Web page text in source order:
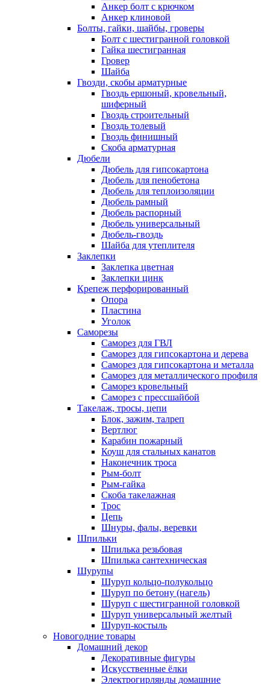
Анкер болт с крючком
Анкер клиновой
Болты, гайки, шайбы, гроверы
Болт c шестигранной головкой
Гайка шестигранная
Гровер
Шайба
Гвозди, скобы арматурные
Гвоздь ершоный, кровельный,
шиферный
Гвоздь строительный
Гвоздь толевый
Гвоздь финишный
Скоба арматурная
Дюбели
Дюбель для гипсокартона
Дюбель для пенобетона
Дюбель для теплоизоляции
Дюбель рамный
Дюбель распорный
Дюбель универсальный
Дюбель-гвоздь
Шайба для утеплителя
Заклепки
Заклепка цветная
Заклепки цинк
Крепеж перфорированный
Опора
Пластина
Уголок
Саморезы
Саморез для ГВЛ
Саморез для гипсокартона и дерева
Саморез для гипсокартона и металла
Саморез для металлического профиля
Саморез кровельный
Саморез с прессшайбой
Такелаж, тросы, цепи
Блок, зажим, талреп
Вертлюг
Карабин пожарный
Коуш для стальных канатов
Наконечник троса
Рым-болт
Рым-гайка
Скоба такелажная
Трос
Цепь
Шнуры, фалы, веревки
Шпильки
Шпилька резьбовая
Шпилька сантехническая
Шурупы
Шуруп кольцо-полукольцо
Шуруп по бетону (нагель)
Шуруп с шестигранной головкой
Шуруп универсальный желтый
Шуруп-костыль
Новогодние товары
Домашний декор
Декоративные фигуры
Искусственные ёлки
Электрогирлянды домашние